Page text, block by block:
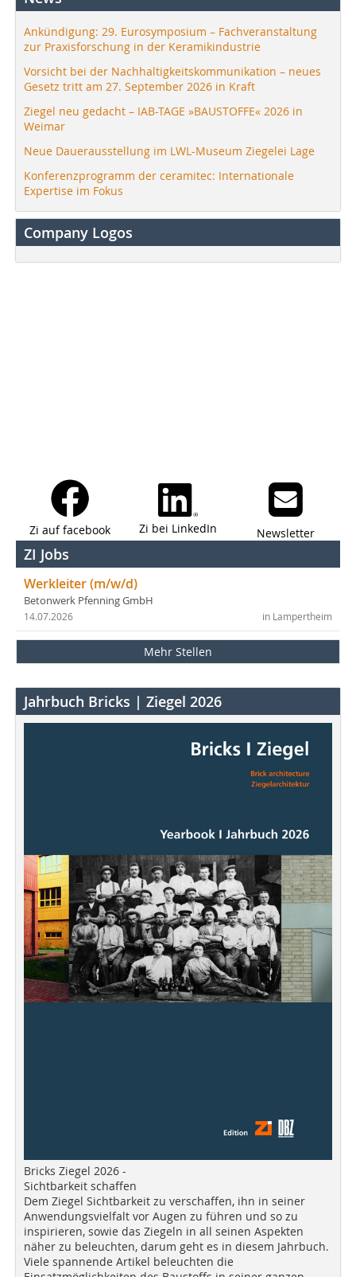
Ankündigung: 29. Eurosymposium – Fachveranstaltung
zur Praxisforschung in der Keramikindustrie
Vorsicht bei der Nachhaltigkeitskommunikation – neues
Gesetz tritt am 27. September 2026 in Kraft
Ziegel neu gedacht – IAB-TAGE »BAUSTOFFE« 2026 in
Weimar
Neue Dauerausstellung im LWL-Museum Ziegelei Lage
Konferenzprogramm der ceramitec: Internationale
Expertise im Fokus
Company Logos
Zi auf facebook Zi bei LinkedIn Newsletter
ZI Jobs
Werkleiter (m/w/d)
Betonwerk Pfenning GmbH
in Lampertheim
14.07.2026
Mehr Stellen
Jahrbuch Bricks | Ziegel 2026
Bricks Ziegel 2026 -
Sichtbarkeit schaffen
Dem Ziegel Sichtbarkeit zu verschaffen, ihn in seiner
Anwendungsvielfalt vor Augen zu führen und so zu
inspirieren, sowie das Ziegeln in all seinen Aspekten
näher zu beleuchten, darum geht es in diesem Jahrbuch.
Viele spannende Artikel beleuchten die